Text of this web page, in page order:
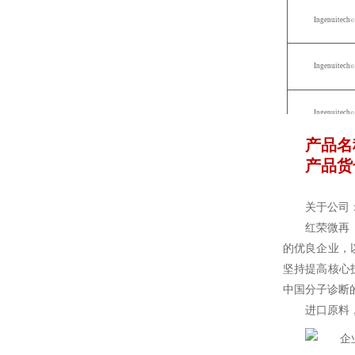
Ingenuitech©
Ingenuitech©
Ingenuitech©
Ingenuitech©
Ingenuitech ©
Ingenuitech ©
产品名
产品
关于公司：
红荣微再
的优良企业，
坚持提高核心
中国分子诊断
进口原料